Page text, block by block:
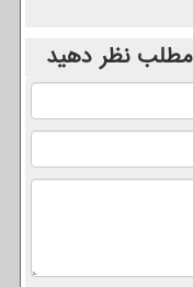
مطلب نظر دهید